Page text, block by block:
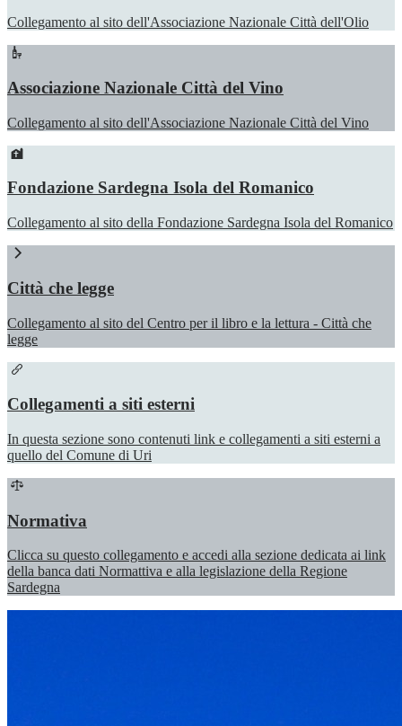
Collegamento al sito dell'Associazione Nazionale Città dell'Olio
Associazione Nazionale Città del Vino
Collegamento al sito dell'Associazione Nazionale Città del Vino
Fondazione Sardegna Isola del Romanico
Collegamento al sito della Fondazione Sardegna Isola del Romanico
Città che legge
Collegamento al sito del Centro per il libro e la lettura - Città che
legge
Collegamenti a siti esterni
In questa sezione sono contenuti link e collegamenti a siti esterni a
quello del Comune di Uri
Normativa
Clicca su questo collegamento e accedi alla sezione dedicata ai link
della banca dati Normattiva e alla legislazione della Regione
Sardegna